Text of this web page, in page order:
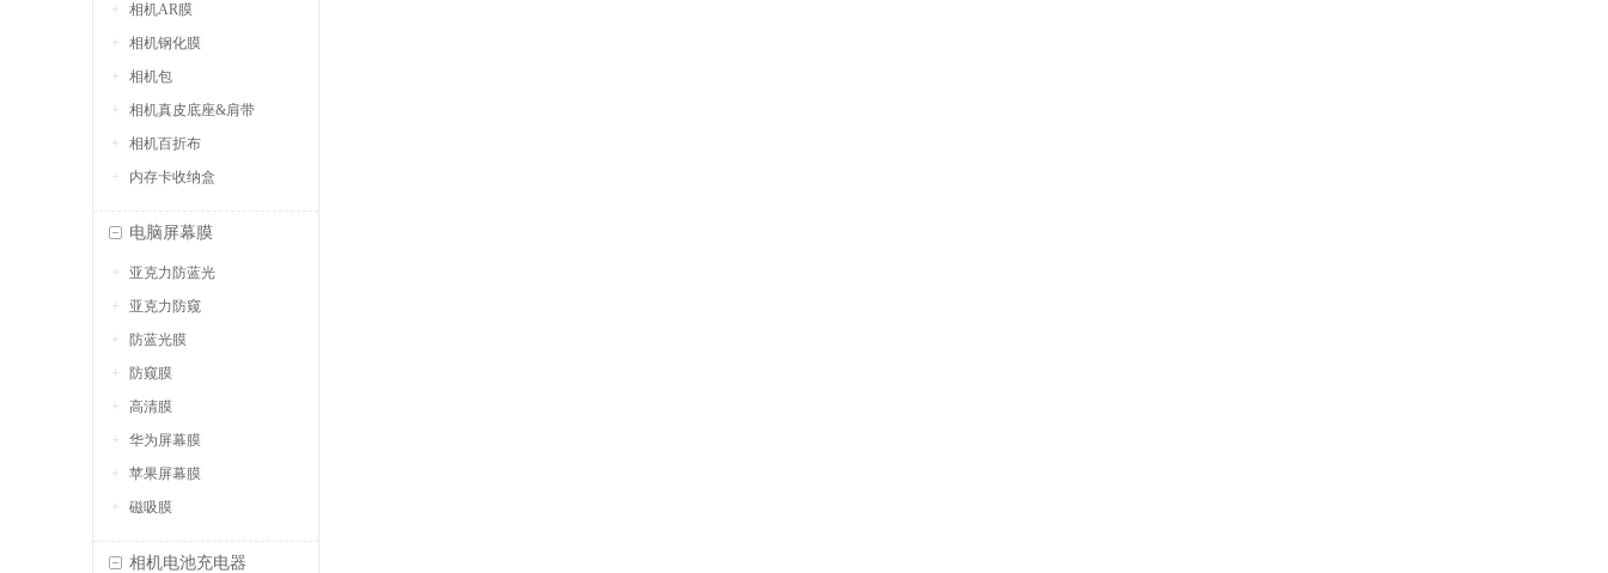
相机AR膜
相机钢化膜
相机包
相机真皮底座&肩带
相机百折布
内存卡收纳盒
电脑屏幕膜
亚克力防蓝光
亚克力防窥
防蓝光膜
防窥膜
高清膜
华为屏幕膜
苹果屏幕膜
磁吸膜
相机电池充电器